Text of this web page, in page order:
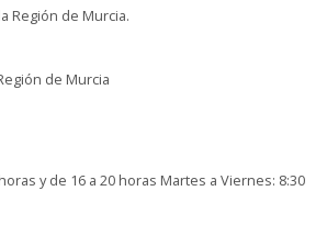
Región de Murcia.
de Murcia
y de 16 a 20 horas Martes a Viernes: 8:30